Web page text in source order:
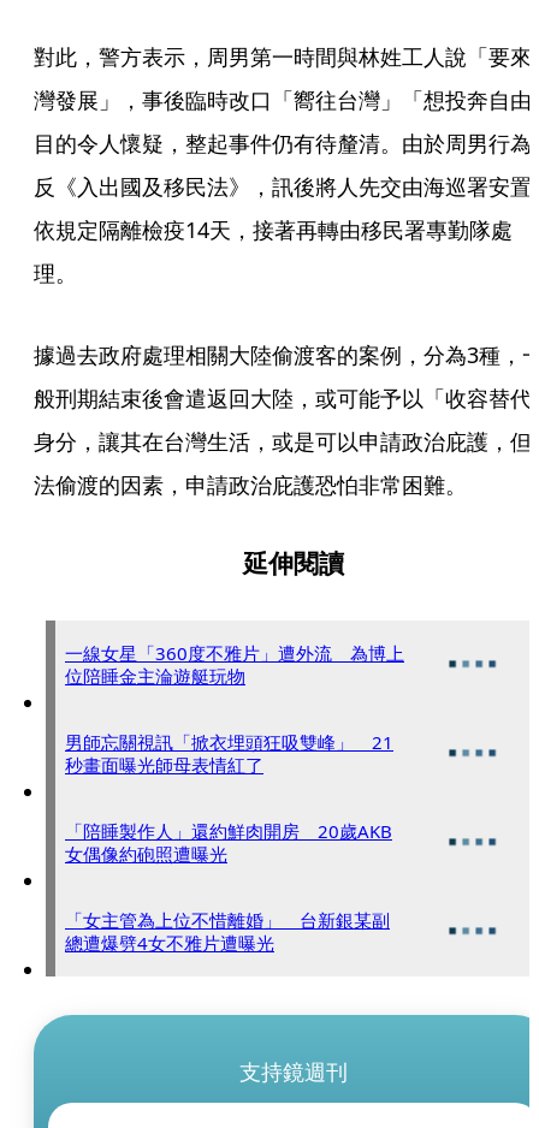
對此，警方表示，周男第一時間與林姓工人說「要來
灣發展」，事後臨時改口「嚮往台灣」「想投奔自由
目的令人懷疑，整起事件仍有待釐清。由於周男行為
反《入出國及移民法》，訊後將人先交由海巡署安置
依規定隔離檢疫14天，接著再轉由移民署專勤隊處
理。
據過去政府處理相關大陸偷渡客的案例，分為3種，
般刑期結束後會遣返回大陸，或可能予以「收容替代
身分，讓其在台灣生活，或是可以申請政治庇護，但
法偷渡的因素，申請政治庇護恐怕非常困難。
延伸閱讀
一線女星「360度不雅片」遭外流 為博上
位陪睡金主淪遊艇玩物
男師忘關視訊「掀衣埋頭狂吸雙峰」 21
秒畫面曝光師母表情紅了
「陪睡製作人」還約鮮肉開房 20歲AKB
女偶像約砲照遭曝光
「女主管為上位不惜離婚」 台新銀某副
總遭爆劈4女不雅片遭曝光
支持鏡週刊